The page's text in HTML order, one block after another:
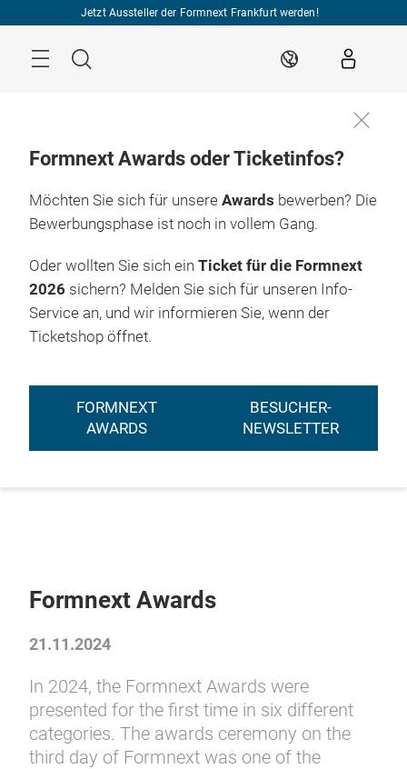
Jetzt Aussteller der Formnext Frankfurt werden!
Suche DE
Formnext Awards oder Ticketinfos?
Möchten Sie sich für unsere Awards bewerben? Die
Bewerbungsphase ist noch in vollem Gang.
Oder wollten Sie sich ein Ticket für die Formnext
2026 sichern? Melden Sie sich für unseren Info-
Service an, und wir informieren Sie, wenn der
Ticketshop öffnet.
FORMNEXT
AWARDS
BESUCHER-
NEWSLETTER
Formnext Awards
21.11.2024
In 2024, the Formnext Awards were
presented for the first time in six different
categories. The awards ceremony on the
third day of Formnext was one of the